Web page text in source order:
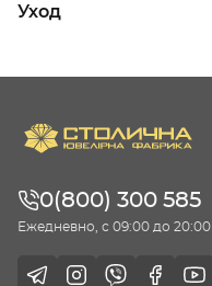
Уход
0(800) 300 585
Ежедневно, с 09:00 до 20:00